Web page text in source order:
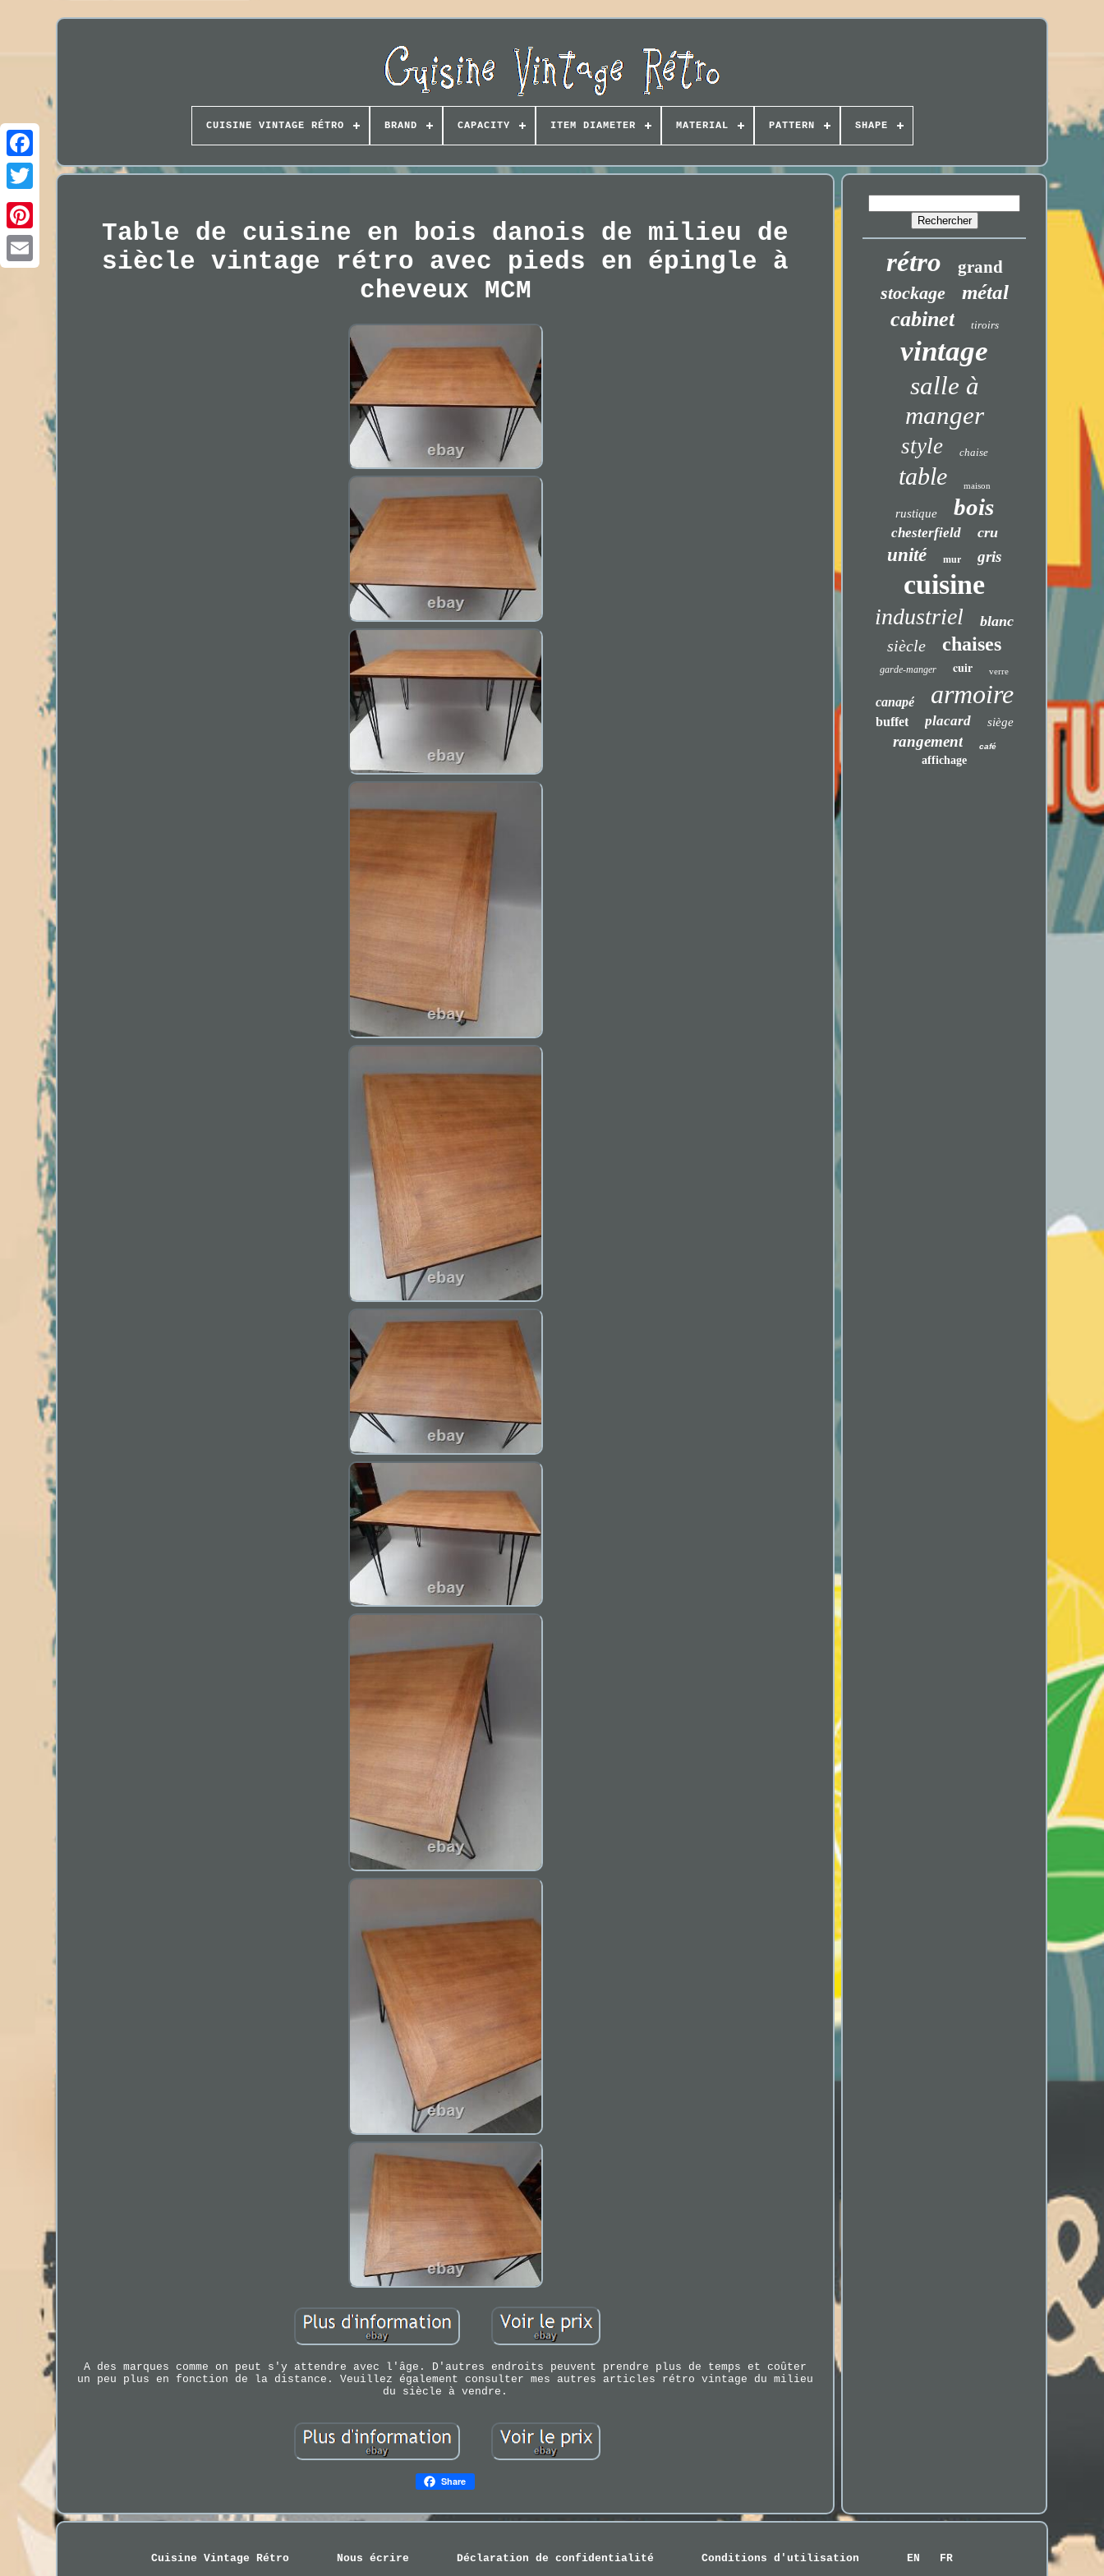
CUISINE VINTAGE RÉTRO BRAND CAPACITY ITEM DIAMETER MATERIAL PATTERN SHAPE
Table de cuisine en bois danois de milieu de
siècle vintage rétro avec pieds en épingle à
cheveux MCM
A des marques comme on peut s'y attendre avec l'âge. D'autres endroits peuvent prendre plus de temps et coûter
un peu plus en fonction de la distance. Veuillez également consulter mes autres articles rétro vintage du milieu
du siècle à vendre.
Share
rétro grand
stockage métal
cabinet tiroirs
vintage
salle à
manger
style chaise
table maison
rustique bois
chesterfield cru
unité mur gris
cuisine
industriel blanc
siècle chaises
garde-manger cuir verre
canapé armoire
buffet placard siège
rangement café
affichage
Cuisine Vintage Rétro Nous écrire Déclaration de confidentialité Conditions d'utilisation EN FR